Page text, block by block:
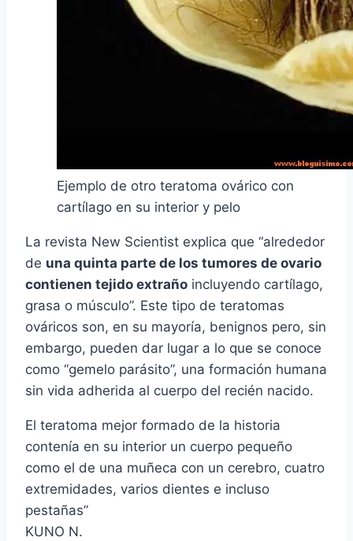
Ejemplo de otro teratoma ovárico con
cartílago en su interior y pelo
La revista New Scientist explica que “alrededor
de una quinta parte de los tumores de ovario
contienen tejido extraño incluyendo cartílago,
grasa o músculo”. Este tipo de teratomas
ováricos son, en su mayoría, benignos pero, sin
embargo, pueden dar lugar a lo que se conoce
como “gemelo parásito”, una formación humana
sin vida adherida al cuerpo del recién nacido.
El teratoma mejor formado de la historia
contenía en su interior un cuerpo pequeño
como el de una muñeca con un cerebro, cuatro
extremidades, varios dientes e incluso
pestañas”
KUNO N.